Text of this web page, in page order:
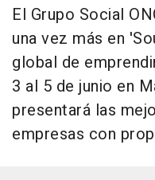
El Grupo Social
una vez más en
global de
3 al 5 de junio en
presentará las
empresas con